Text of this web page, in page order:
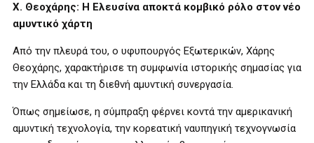
Χ. Θεοχάρης: Η Ελευσίνα αποκτά κομβικό ρόλο στον νέο
αμυντικό χάρτη
Από την πλευρά του, ο υφυπουργός Εξωτερικών, Χάρης
Θεοχάρης, χαρακτήρισε τη συμφωνία ιστορικής σημασίας για
την Ελλάδα και τη διεθνή αμυντική συνεργασία.
Όπως σημείωσε, η σύμπραξη φέρνει κοντά την αμερικανική
αμυντική τεχνολογία, την κορεατική ναυπηγική τεχνογνωσία